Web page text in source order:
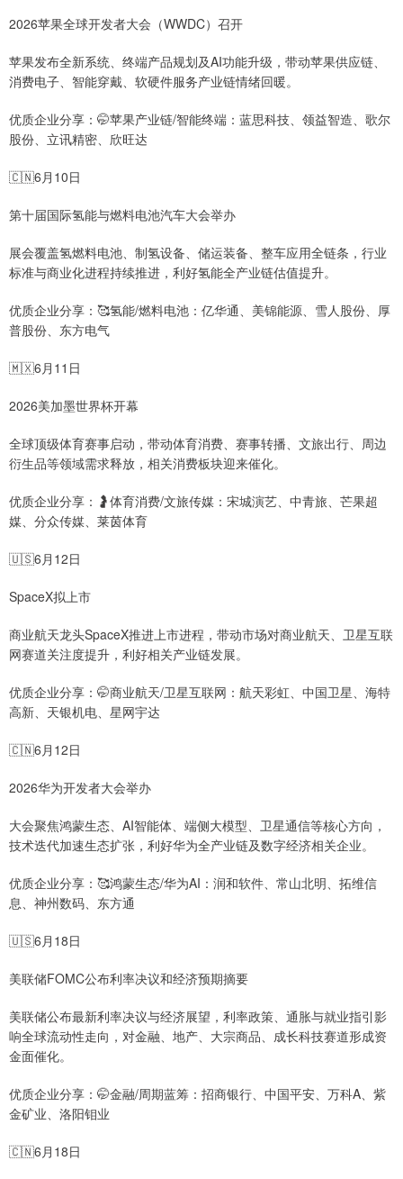
2026苹果全球开发者大会（WWDC）召开
苹果发布全新系统、终端产品规划及AI功能升级，带动苹果供应链、
消费电子、智能穿戴、软硬件服务产业链情绪回暖。
优质企业分享：🤭苹果产业链/智能终端：蓝思科技、领益智造、歌尔
股份、立讯精密、欣旺达
🇨🇳6月10日
第十届国际氢能与燃料电池汽车大会举办
展会覆盖氢燃料电池、制氢设备、储运装备、整车应用全链条，行业
标准与商业化进程持续推进，利好氢能全产业链估值提升。
优质企业分享：🥰氢能/燃料电池：亿华通、美锦能源、雪人股份、厚
普股份、东方电气
🇲🇽6月11日
2026美加墨世界杯开幕
全球顶级体育赛事启动，带动体育消费、赛事转播、文旅出行、周边
衍生品等领域需求释放，相关消费板块迎来催化。
优质企业分享：🤰体育消费/文旅传媒：宋城演艺、中青旅、芒果超
媒、分众传媒、莱茵体育
🇺🇸6月12日
SpaceX拟上市
商业航天龙头SpaceX推进上市进程，带动市场对商业航天、卫星互联
网赛道关注度提升，利好相关产业链发展。
优质企业分享：🤭商业航天/卫星互联网：航天彩虹、中国卫星、海特
高新、天银机电、星网宇达
🇨🇳6月12日
2026华为开发者大会举办
大会聚焦鸿蒙生态、AI智能体、端侧大模型、卫星通信等核心方向，
技术迭代加速生态扩张，利好华为全产业链及数字经济相关企业。
优质企业分享：🥰鸿蒙生态/华为AI：润和软件、常山北明、拓维信
息、神州数码、东方通
🇺🇸6月18日
美联储FOMC公布利率决议和经济预期摘要
美联储公布最新利率决议与经济展望，利率政策、通胀与就业指引影
响全球流动性走向，对金融、地产、大宗商品、成长科技赛道形成资
金面催化。
优质企业分享：🤭金融/周期蓝筹：招商银行、中国平安、万科A、紫
金矿业、洛阳钼业
🇨🇳6月18日